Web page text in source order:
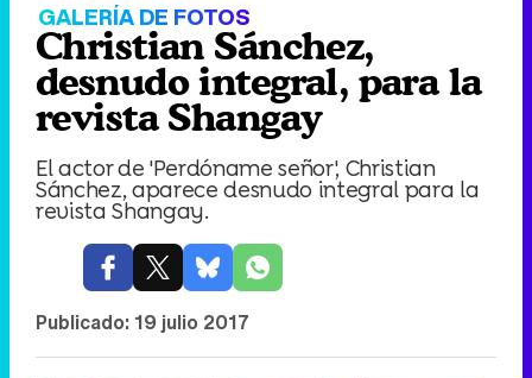
GALERÍA DE FOTOS
Christian Sánchez,
desnudo integral, para la
revista Shangay
El actor de 'Perdóname señor', Christian
Sánchez, aparece desnudo integral para la
revista Shangay.
Publicado: 19 julio 2017